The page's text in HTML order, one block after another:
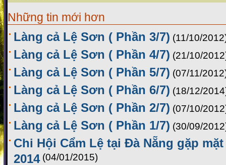
Những tin mới hơn
Làng cả Lệ Sơn ( Phần 3/7) (11/10/
Làng cả Lệ Sơn ( Phần 4/7) (21/10/
Làng cả Lệ Sơn ( Phần 5/7) (07/11/
Làng cả Lệ Sơn ( Phần 6/7) (18/12/
Làng cả Lệ Sơn ( Phần 2/7) (07/10/
Làng cả Lệ Sơn ( Phần 1/7) (30/09/
Chi Hội Cẩm Lệ tại Đà Nẵng gặp
2014 (04/01/2015)